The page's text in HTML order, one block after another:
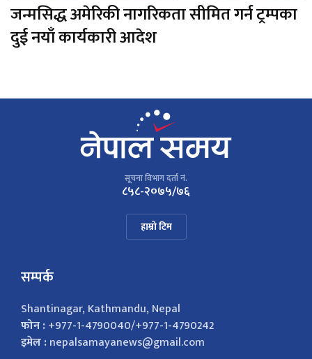
जन्मसिद्ध अमेरिकी नागरिकता सीमित गर्न ट्रम्पका
दुई नयाँ कार्यकारी आदेश
सूचना विभाग दर्ता नं.
८५८-२०७५/७६
हाम्रो टिम
सम्पर्क
Shantinagar, Kathmandu, Nepal
फोन :+977-1-4790040/+977-1-4790242
इमेल :nepalsamayanews@gmail.com